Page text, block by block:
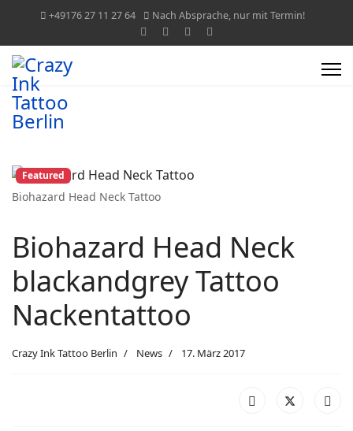
+49176 27 11 27 64 Nach Absprache, nur mit Termin!
Biohazard Head Neck Tattoo
Featured
Biohazard Head Neck
blackandgrey Tattoo
Nackentattoo
Crazy Ink Tattoo Berlin News 17. März 2017